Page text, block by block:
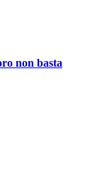
non basta